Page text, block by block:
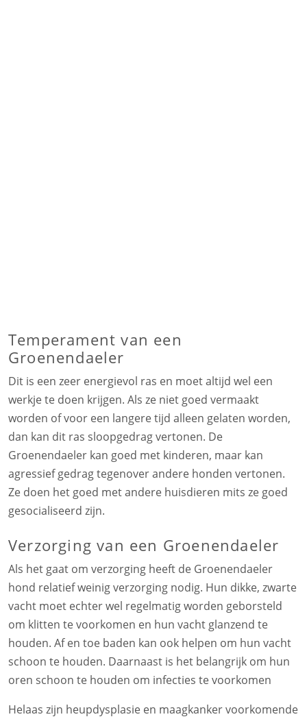
Temperament van een
Groenendaeler
Dit is een zeer energievol ras en moet altijd wel een
werkje te doen krijgen. Als ze niet goed vermaakt
worden of voor een langere tijd alleen gelaten worden,
dan kan dit ras sloopgedrag vertonen. De
Groenendaeler kan goed met kinderen, maar kan
agressief gedrag tegenover andere honden vertonen.
Ze doen het goed met andere huisdieren mits ze goed
gesocialiseerd zijn.
Verzorging van een Groenendaeler
Als het gaat om verzorging heeft de Groenendaeler
hond relatief weinig verzorging nodig. Hun dikke, zwarte
vacht moet echter wel regelmatig worden geborsteld
om klitten te voorkomen en hun vacht glanzend te
houden. Af en toe baden kan ook helpen om hun vacht
schoon te houden. Daarnaast is het belangrijk om hun
oren schoon te houden om infecties te voorkomen
Helaas zijn heupdysplasie en maagkanker voorkomende